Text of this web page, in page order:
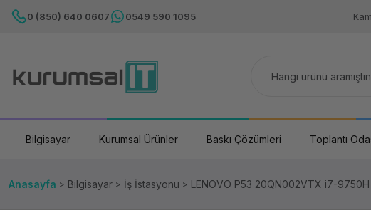
0 (850) 640 0607 0549 590 1095
Bilgisayar Kurumsal Ürünler Baskı Çözümleri Toplantı
Anasayfa Bilgisayar İş İstasyonu LENOVO P53 20QN002VTX i7-9750H